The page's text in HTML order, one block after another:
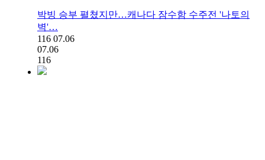
박빙 승부 펼쳤지만…캐나다 잠수함 수주전 '나토의
벽'…
116 07.06
07.06
116